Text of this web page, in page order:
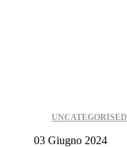
UNCATEGORISED
03 Giugno 2024